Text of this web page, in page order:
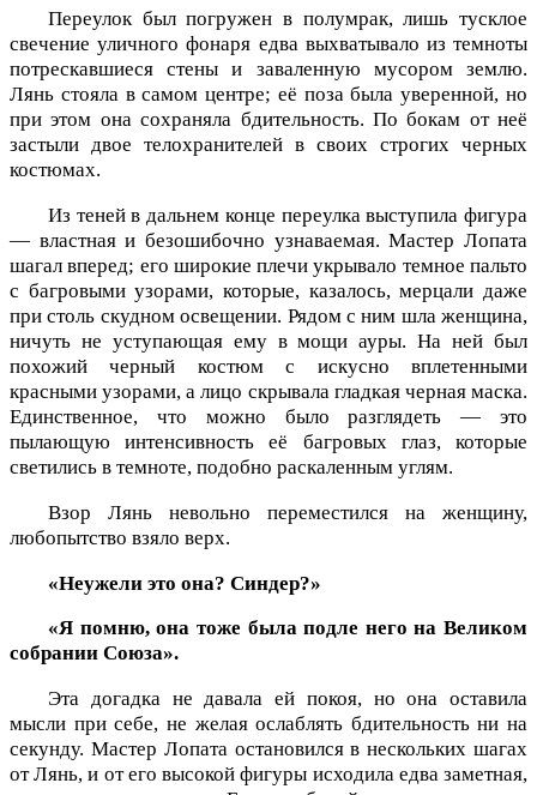
Переулок был погружен в полумрак, лишь тусклое
свечение уличного фонаря едва выхватывало из темноты
потрескавшиеся стены и заваленную мусором землю.
Лянь стояла в самом центре; её поза была уверенной, но
при этом она сохраняла бдительность. По бокам от неё
застыли двое телохранителей в своих строгих черных
костюмах.
Из теней в дальнем конце переулка выступила фигура
— властная и безошибочно узнаваемая. Мастер Лопата
шагал вперед; его широкие плечи укрывало темное пальто
с багровыми узорами, которые, казалось, мерцали даже
при столь скудном освещении. Рядом с ним шла женщина,
ничуть не уступающая ему в мощи ауры. На ней был
похожий черный костюм с искусно вплетенными
красными узорами, а лицо скрывала гладкая черная маска.
Единственное, что можно было разглядеть — это
пылающую интенсивность её багровых глаз, которые
светились в темноте, подобно раскаленным углям.
Взор Лянь невольно переместился на женщину,
любопытство взяло верх.
«Неужели это она? Синдер?»
«Я помню, она тоже была подле него на Великом
собрании Союза».
Эта догадка не давала ей покоя, но она оставила
мысли при себе, не желая ослаблять бдительность ни на
секунду. Мастер Лопата остановился в нескольких шагах
от Лянь, и от его высокой фигуры исходила едва заметная,